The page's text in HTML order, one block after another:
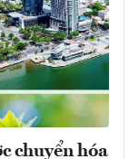
chuyển hóa